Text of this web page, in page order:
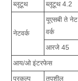
ब्लूटूथ ब्लूटूथ 4.2
नेटवर्क
यूएसबी ते नेट
वर्क
आरजे 45
आय/ओ इंटरफेस
प्रकल्प
तपशील